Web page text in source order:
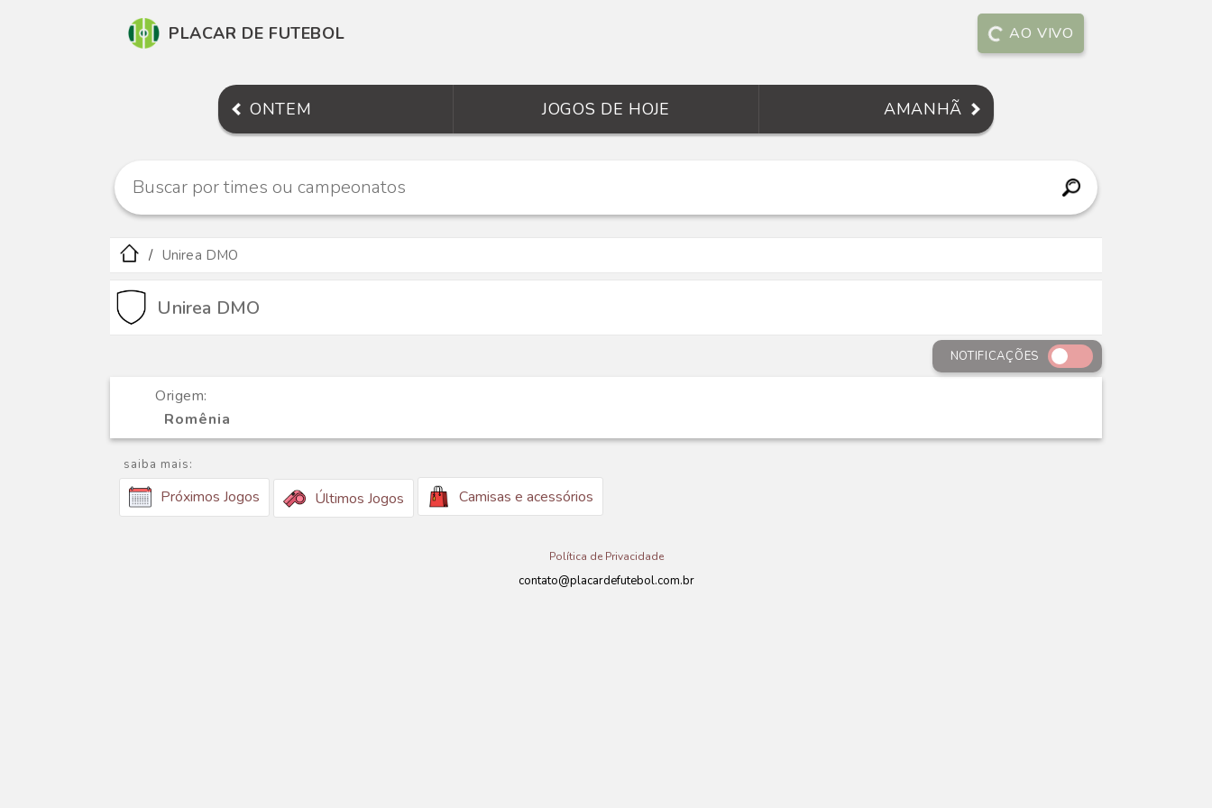
PLACAR DE FUTEBOL AO VIVO
ONTEM JOGOS DE HOJE AMANHÃ
Unirea DMO
Unirea DMO
NOTIFICAÇÕES
Origem:
Romênia
saiba mais:
Próximos Jogos Últimos Jogos Camisas e acessórios
Política de Privacidade
contato@placardefutebol.com.br